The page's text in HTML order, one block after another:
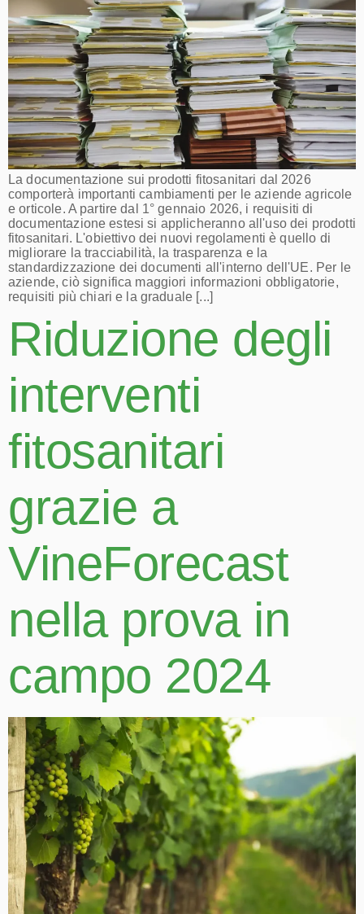
La documentazione sui prodotti fitosanitari dal 2026
comporterà importanti cambiamenti per le aziende agricole
e orticole. A partire dal 1° gennaio 2026, i requisiti di
documentazione estesi si applicheranno all'uso dei prodotti
fitosanitari. L'obiettivo dei nuovi regolamenti è quello di
migliorare la tracciabilità, la trasparenza e la
standardizzazione dei documenti all'interno dell'UE. Per le
aziende, ciò significa maggiori informazioni obbligatorie,
requisiti più chiari e la graduale [...]
Riduzione degli
interventi
fitosanitari
grazie a
VineForecast
nella prova in
campo 2024